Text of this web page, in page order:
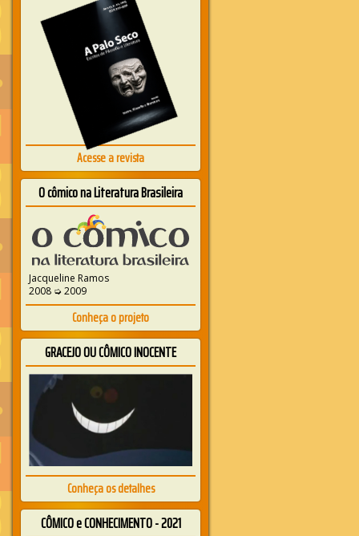
Acesse a revista
O cômico na Literatura Brasileira
Jacqueline Ramos
2008 ➭ 2009
Conheça o projeto
GRACEJO OU CÔMICO INOCENTE
Conheça os detalhes
CÔMICO e CONHECIMENTO - 2021